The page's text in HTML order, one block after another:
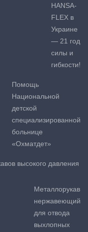
HANSA-
FLEX в
Украине
— 21 год
силы и
гибкости!
Помощь
Национальной
детской
специализированной
больнице
«Охматдет»
высокого давления
Металлорукав
нержавеющий
для отвода
выхлопных